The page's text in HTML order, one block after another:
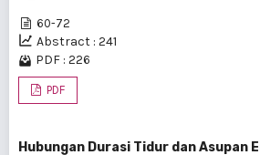
60-72
Abstract : 241
PDF : 226
PDF
Hubungan Durasi Tidur dan Asupan